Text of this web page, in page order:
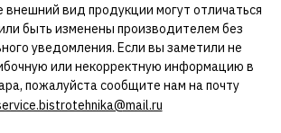
внешний вид продукции могут отличаться
быть изменены производителем без
уведомления. Если вы заметили не
или некорректную информацию в
пожалуйста сообщите нам на почту